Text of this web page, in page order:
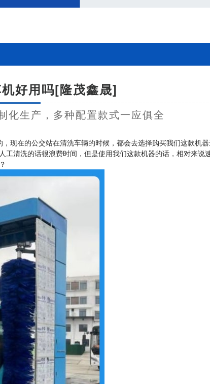
好用吗[隆茂鑫晟]
化生产，多种配置款式一应俱全
，现在的公交站在清洗车辆的时候，都会去选择购买我们这款机
清洗的话很浪费时间，但是使用我们这款机器的话，相对来说